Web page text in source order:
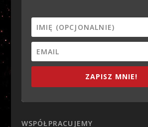
ZAPISZ MNIE!
WSPÓŁPRACUJEMY